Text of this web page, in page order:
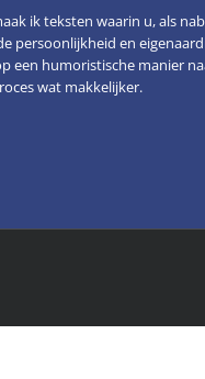
ik teksten waarin u, als
persoonlijkheid en
een humoristische manier
wat makkelijker.